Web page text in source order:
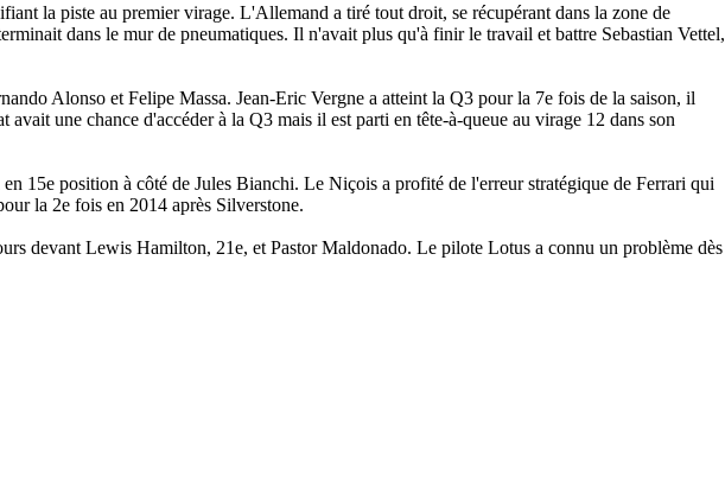
la piste au premier virage. L'Allemand a tiré tout droit, se récupérant dans la zone de
dans le mur de pneumatiques. Il n'avait plus qu'à finir le travail et battre Sebastian Vettel,
Alonso et Felipe Massa. Jean-Eric Vergne a atteint la Q3 pour la 7e fois de la saison, il
une chance d'accéder à la Q3 mais il est parti en tête-à-queue au virage 12 dans son
15e position à côté de Jules Bianchi. Le Niçois a profité de l'erreur stratégique de Ferrari qui
la 2e fois en 2014 après Silverstone.
devant Lewis Hamilton, 21e, et Pastor Maldonado. Le pilote Lotus a connu un problème dès